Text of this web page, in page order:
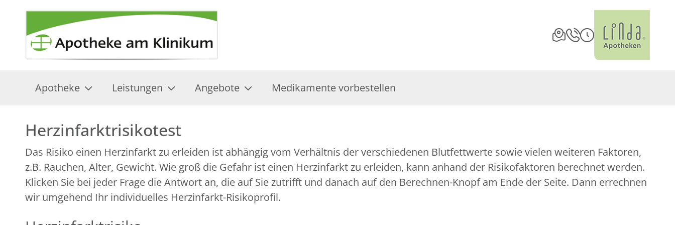
Apotheke Leistungen Angebote Medikamente vorbestellen
Herzinfarktrisikotest
Das Risiko einen Herzinfarkt zu erleiden ist abhängig vom Verhältnis der verschiedenen Blutfettwerte sowie vielen weiteren Faktoren,
z.B. Rauchen, Alter, Gewicht. Wie groß die Gefahr ist einen Herzinfarkt zu erleiden, kann anhand der Risikofaktoren berechnet werden.
Klicken Sie bei jeder Frage die Antwort an, die auf Sie zutrifft und danach auf den Berechnen-Knopf am Ende der Seite. Dann errechnen
wir umgehend Ihr individuelles Herzinfarkt-Risikoprofil.